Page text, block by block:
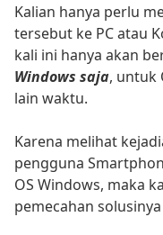
Kalian hanya perlu
tersebut ke PC atau
kali ini hanya akan
Windows saja, untuk
lain waktu.
Karena melihat
pengguna
OS Windows, maka
pemecahan